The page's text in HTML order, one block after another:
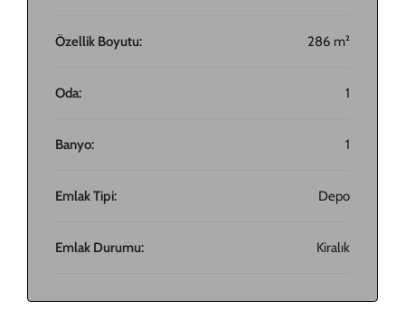
Özellik Boyutu: 286 m²
Oda: 1
Banyo: 1
Emlak Tipi: Depo
Emlak Durumu: Kiralık